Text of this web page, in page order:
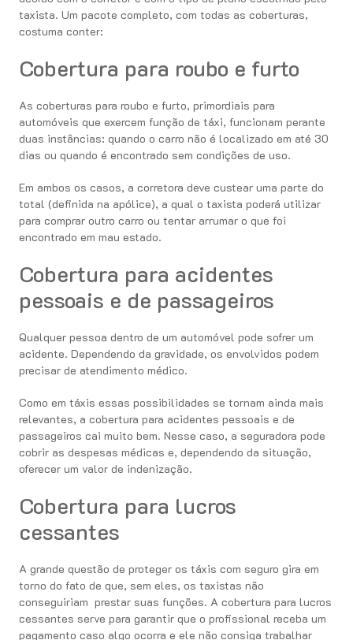
taxista. Um pacote completo, com todas as coberturas,
costuma conter:
Cobertura para roubo e furto
As coberturas para roubo e furto, primordiais para
automóveis que exercem função de táxi, funcionam perante
duas instâncias: quando o carro não é localizado em até 30
dias ou quando é encontrado sem condições de uso.
Em ambos os casos, a corretora deve custear uma parte do
total (definida na apólice), a qual o taxista poderá utilizar
para comprar outro carro ou tentar arrumar o que foi
encontrado em mau estado.
Cobertura para acidentes
pessoais e de passageiros
Qualquer pessoa dentro de um automóvel pode sofrer um
acidente. Dependendo da gravidade, os envolvidos podem
precisar de atendimento médico.
Como em táxis essas possibilidades se tornam ainda mais
relevantes, a cobertura para acidentes pessoais e de
passageiros cai muito bem. Nesse caso, a seguradora pode
cobrir as despesas médicas e, dependendo da situação,
oferecer um valor de indenização.
Cobertura para lucros
cessantes
A grande questão de proteger os táxis com seguro gira em
torno do fato de que, sem eles, os taxistas não
conseguiriam prestar suas funções. A cobertura para lucros
cessantes serve para garantir que o profissional receba um
pagamento caso algo ocorra e ele não consiga trabalhar